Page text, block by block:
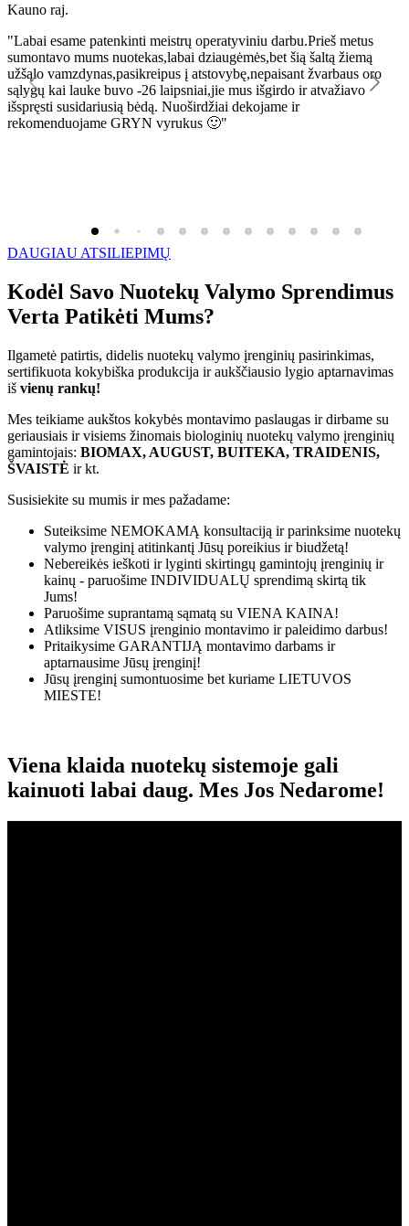
Kauno raj.
"Labai esame patenkinti meistrų operatyviniu darbu.Prieš metus
sumontavo mums nuotekas,labai dziaugėmės,bet šią šaltą žiemą
užšąlo vamzdynas,pasikreipus į atstovybę,nepaisant žvarbaus oro
sąlygų kai lauke buvo -26 laipsniai,jie mus išgirdo ir atvažiavo
išspręsti susidariusią bėdą. Nuoširdžiai dekojame ir
rekomenduojame GRYN vyrukus 🙂"
DAUGIAU ATSILIEPIMŲ
Kodėl Savo Nuotekų Valymo Sprendimus
Verta Patikėti Mums?
Ilgametė patirtis, didelis nuotekų valymo įrenginių pasirinkimas,
sertifikuota kokybiška produkcija ir aukščiausio lygio aptarnavimas
iš vienų rankų!
Mes teikiame aukštos kokybės montavimo paslaugas ir dirbame su
geriausiais ir visiems žinomais biologinių nuotekų valymo įrenginių
gamintojais: BIOMAX, AUGUST, BUITEKA, TRAIDENIS,
ŠVAISTĖ ir kt.
Susisiekite su mumis ir mes pažadame:
Suteiksime NEMOKAMĄ konsultaciją ir parinksime nuotekų
valymo įrenginį atitinkantį Jūsų poreikius ir biudžetą!
Nebereikės ieškoti ir lyginti skirtingų gamintojų įrenginių ir
kainų - paruošime INDIVIDUALŲ sprendimą skirtą tik
Jums!
Paruošime suprantamą sąmatą su VIENA KAINA!
Atliksime VISUS įrenginio montavimo ir paleidimo darbus!
Pritaikysime GARANTIJĄ montavimo darbams ir
aptarnausime Jūsų įrenginį!
Jūsų įrenginį sumontuosime bet kuriame LIETUVOS
MIESTE!
Viena klaida nuotekų sistemoje gali
kainuoti labai daug. Mes Jos Nedarome!